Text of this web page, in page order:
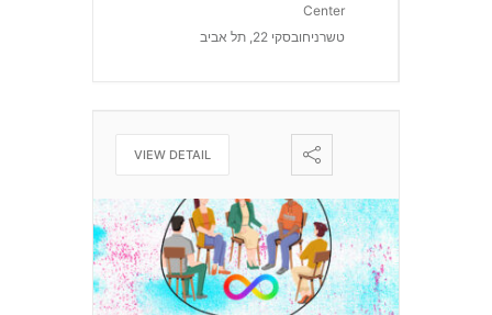
Center
טשרניחובסקי 22, תל אביב
VIEW DETAIL